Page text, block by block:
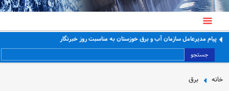
پیام مدیرعامل سازمان آب و برق خوزستان به مناسبت روز خبرنگار
جستجو
خانه برق